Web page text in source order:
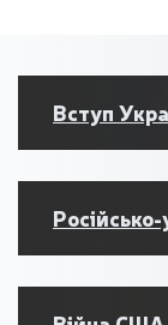
Вступ
Російсько-